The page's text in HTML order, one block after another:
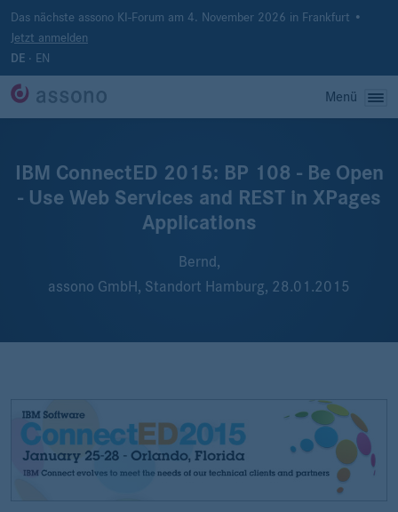
Das nächste assono KI-Forum am 4. November 2026 in Frankfurt •
Jetzt anmelden
DE · EN
Menü
IBM ConnectED 2015: BP 108 - Be Open
- Use Web Services and REST in XPages
Applications
Bernd,
assono GmbH, Standort Hamburg, 28.01.2015